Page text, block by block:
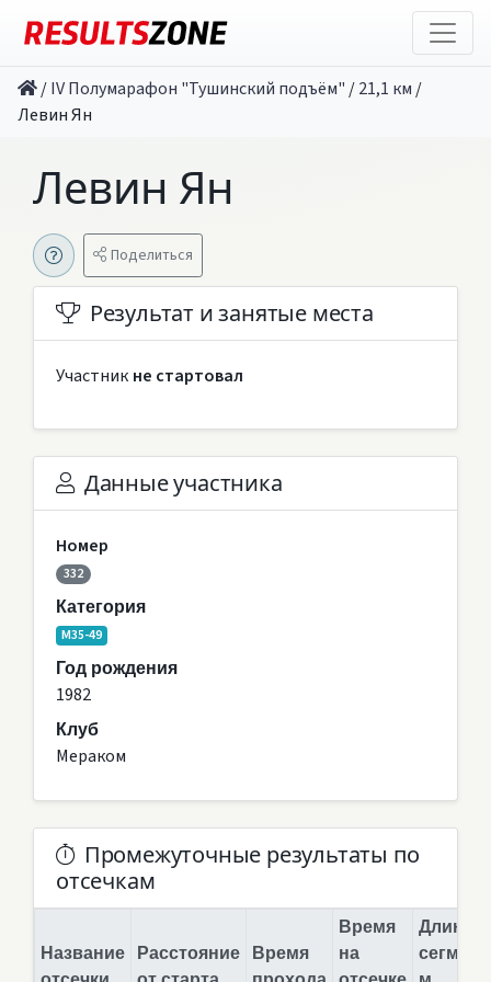
/IV Полумарафон "Тушинский подъём" /21,1 км /
Левин Ян
Левин Ян
Поделиться
Результат и занятые места
Участник не стартовал
Данные участника
Номер
332
Категория
M35-49
Год рождения
1982
Клуб
Мераком
Промежуточные результаты по
отсечкам
Название
Расстояние
Время
Время
на
Длина